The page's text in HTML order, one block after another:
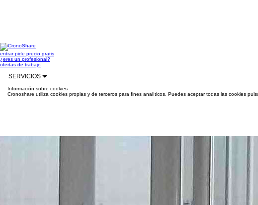
entrarpide precio gratis
¿eres un profesional?
ofertas de trabajo
SERVICIOS
Información sobre cookies
Cronoshare utiliza cookies propias y de terceros para fines analíticos. Puedes aceptar todas las cookies